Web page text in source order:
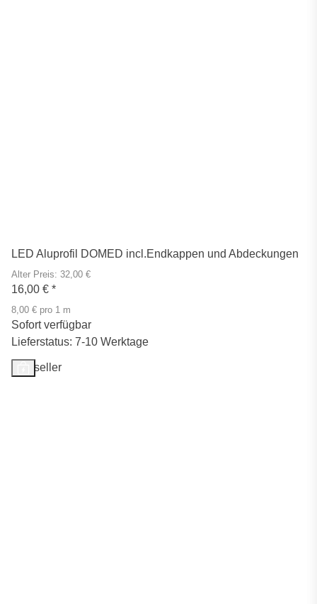
LED Aluprofil DOMED incl.Endkappen und Abdeckungen
Alter Preis: 32,00 €
16,00 € *
8,00 € pro 1 m
Sofort verfügbar
Lieferstatus: 7-10 Werktage
Bestseller